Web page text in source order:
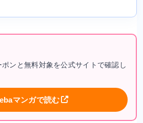
ンと無料対象を公式サイトで確認し
マンガで読む